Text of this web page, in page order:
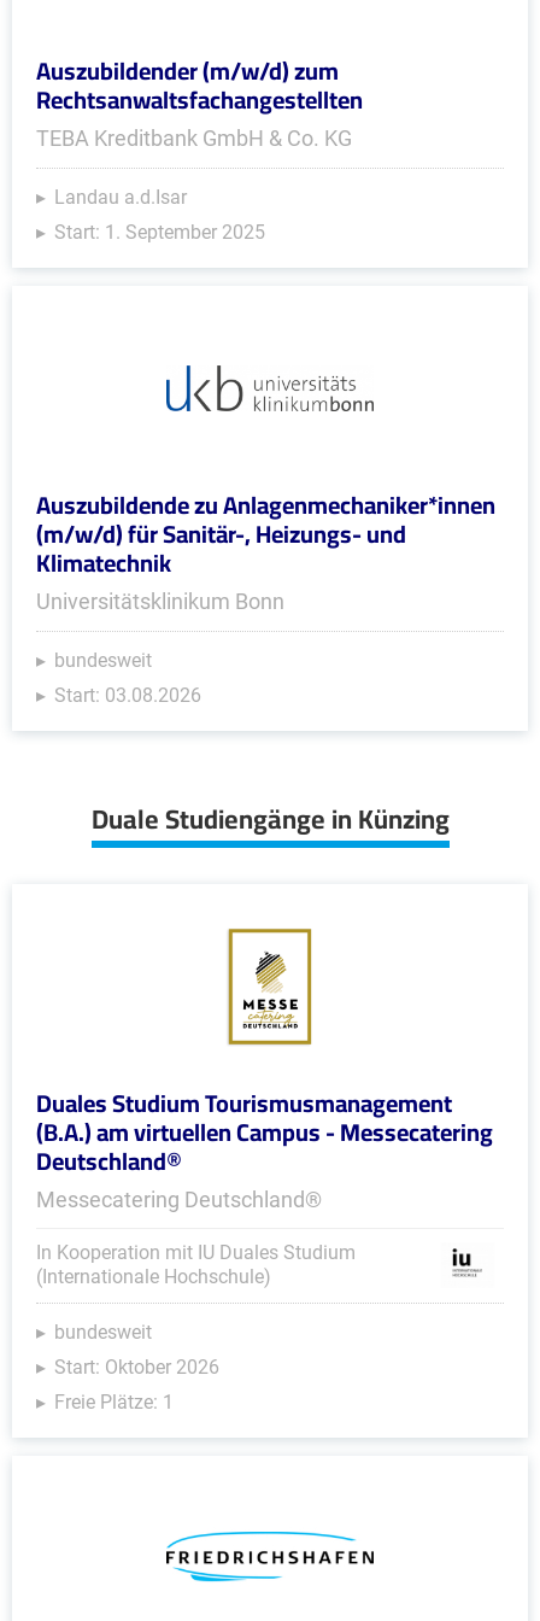
Auszubildender (m/w/d) zum
Rechtsanwaltsfachangestellten
TEBA Kreditbank GmbH & Co. KG
Landau a.d.Isar
Start: 1. September 2025
Auszubildende zu Anlagenmechaniker*innen
(m/w/d) für Sanitär-, Heizungs- und
Klimatechnik
Universitätsklinikum Bonn
bundesweit
Start: 03.08.2026
Duale Studiengänge in Künzing
Duales Studium Tourismusmanagement
(B.A.) am virtuellen Campus - Messecatering
Deutschland®
Messecatering Deutschland®
In Kooperation mit IU Duales Studium
(Internationale Hochschule)
bundesweit
Start: Oktober 2026
Freie Plätze: 1